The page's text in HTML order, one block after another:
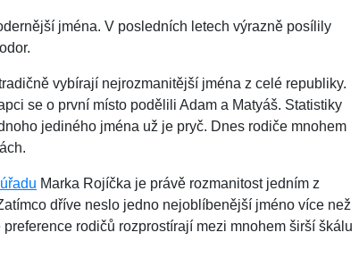
jména. V posledních letech výrazně posílily
vybírají nejrozmanitější jména z celé republiky.
se o první místo podělili Adam a Matyáš. Statistiky
jediného jména už je pryč. Dnes rodiče mnohem
Marka Rojíčka je právě rozmanitost jedním z
dříve neslo jedno nejoblíbenější jméno více než
rodičů rozprostírají mezi mnohem širší škálu